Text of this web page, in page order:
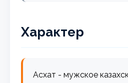
Характер
Асхат - мужское